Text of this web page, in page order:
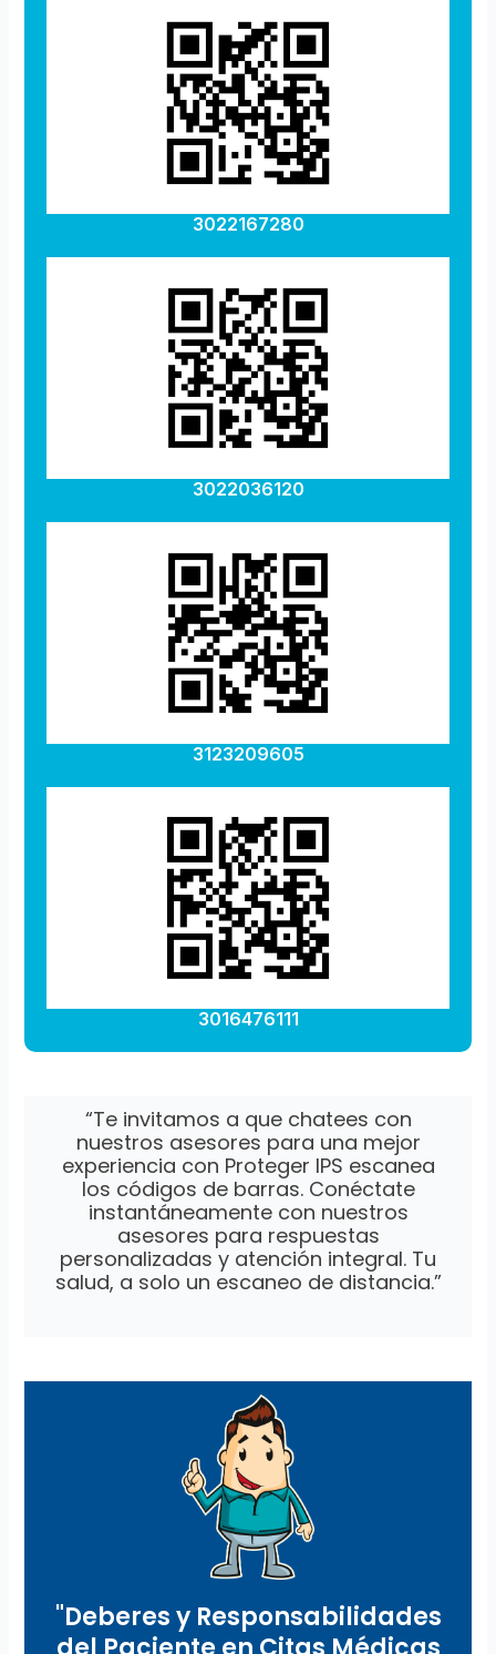
3022167280
3022036120
3123209605
3016476111
“Te invitamos a que chatees con
nuestros asesores para una mejor
experiencia con Proteger IPS escanea
los códigos de barras. Conéctate
instantáneamente con nuestros
asesores para respuestas
personalizadas y atención integral. Tu
salud, a solo un escaneo de distancia.”
"Deberes y Responsabilidades